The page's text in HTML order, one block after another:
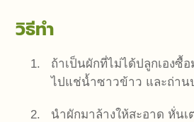
วิธีทำ
ถ้าเป็นผักที่ไม่ได้ปลูกเองซื้
ไปแช่น้ำซาวข้าว และถ่าน
นำผักมาล้างให้สะอาด หั่นเ